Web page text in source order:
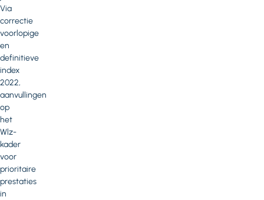
Via
correctie
voorlopige
en
definitieve
index
2022,
aanvullingen
op
het
Wlz-
kader
voor
prioritaire
prestaties
in